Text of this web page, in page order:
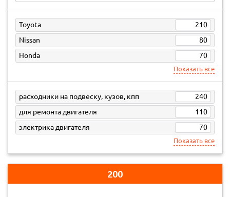
Toyota
210
Nissan
80
Honda
70
Показать все
расходники на подвеску, кузов, кпп
240
для ремонта двигателя
110
электрика двигателя
70
Показать все
200